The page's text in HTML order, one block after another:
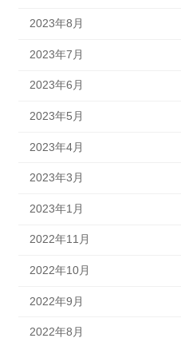
2023年8月
2023年7月
2023年6月
2023年5月
2023年4月
2023年3月
2023年1月
2022年11月
2022年10月
2022年9月
2022年8月